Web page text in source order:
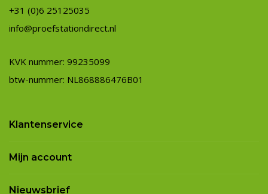
+31 (0)6 25125035
info@proefstationdirect.nl
KVK nummer: 99235099
btw-nummer: NL868886476B01
Klantenservice
Mijn account
Nieuwsbrief